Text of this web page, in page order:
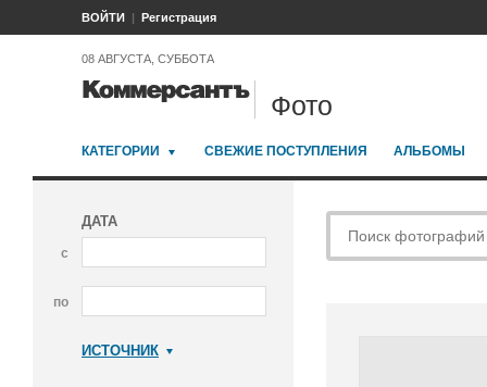
ВОЙТИ Регистрация
08 АВГУСТА, СУББОТА
Фото
КАТЕГОРИИ СВЕЖИЕ ПОСТУПЛЕНИЯ АЛЬБОМЫ
ДАТА
с
по
ИСТОЧНИК